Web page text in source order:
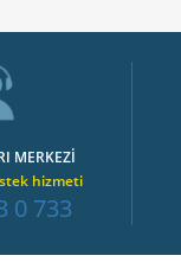
MERKEZİ
hizmeti
0 733